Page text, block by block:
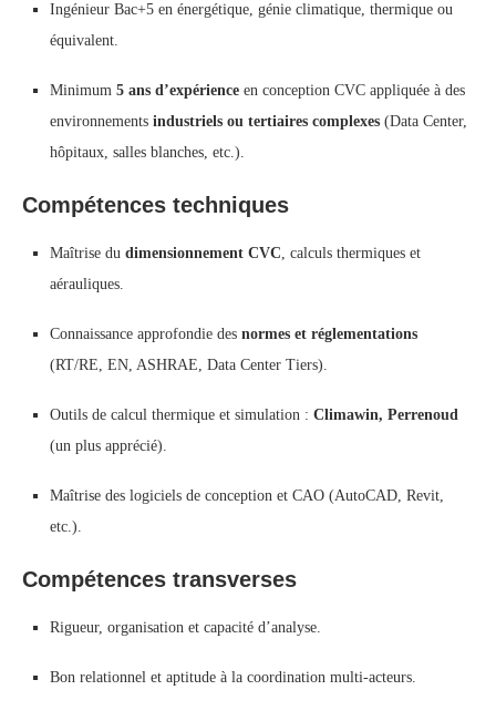
Ingénieur Bac+5 en énergétique, génie climatique, thermique ou
équivalent.
Minimum 5 ans d’expérience en conception CVC appliquée à des
environnements industriels ou tertiaires complexes (Data Center,
hôpitaux, salles blanches, etc.).
Compétences techniques
Maîtrise du dimensionnement CVC, calculs thermiques et
aérauliques.
Connaissance approfondie des normes et réglementations
(RT/RE, EN, ASHRAE, Data Center Tiers).
Outils de calcul thermique et simulation : Climawin, Perrenoud
(un plus apprécié).
Maîtrise des logiciels de conception et CAO (AutoCAD, Revit,
etc.).
Compétences transverses
Rigueur, organisation et capacité d’analyse.
Bon relationnel et aptitude à la coordination multi-acteurs.